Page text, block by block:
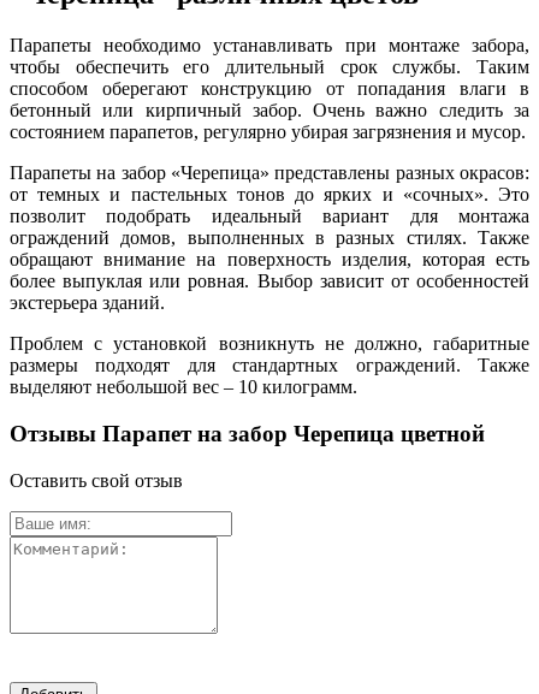
Парапеты необходимо устанавливать при монтаже забора,
чтобы обеспечить его длительный срок службы. Таким
способом оберегают конструкцию от попадания влаги в
бетонный или кирпичный забор. Очень важно следить за
состоянием парапетов, регулярно убирая загрязнения и мусор.
Парапеты на забор «Черепица» представлены разных окрасов:
от темных и пастельных тонов до ярких и «сочных». Это
позволит подобрать идеальный вариант для монтажа
ограждений домов, выполненных в разных стилях. Также
обращают внимание на поверхность изделия, которая есть
более выпуклая или ровная. Выбор зависит от особенностей
экстерьера зданий.
Проблем с установкой возникнуть не должно, габаритные
размеры подходят для стандартных ограждений. Также
выделяют небольшой вес – 10 килограмм.
Отзывы Парапет на забор Черепица цветной
Оставить свой отзыв